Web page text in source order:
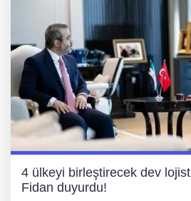
4 ülkeyi birleştirecek dev
Fidan duyurdu!